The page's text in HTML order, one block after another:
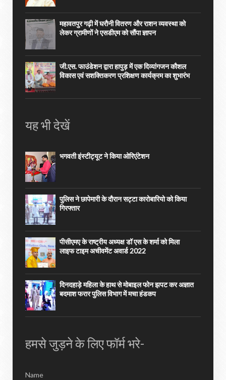
महावतपुर गढ़ी में घरौनी वितरण और राशन व्यवस्था को
लेकर ग्रामीणों ने एसडीएम को सौंपा ज्ञापन
जी.एस. फाउंडेशन द्वारा हापुड़ में एक दिव्यांगजन कौशल
विकास एवं सशक्तिकरण प्रशिक्षण कार्यक्रम का शुभारंभ
यह भी देखें
भगवती इंस्टीट्यूट ने किया ओरिएंटेशन
पुलिस ने छापेमारी के दौरान सट्टा कारोबारियो को किया
गिरफ्तार
पीसीएमए के राष्ट्रीय अध्यक्ष डॉ एस के शर्मा को मिला
लाइफ टाइम अचीवमेंट अवार्ड 2022
दिनदहाड़े महिला के हाथ से मोबाइल फोन झपट कर अज्ञात
बदमाश फरार पुलिस विभाग में मचा हंडकप
हमसे जुड़ने के लिए फॉर्म भरे-
Name